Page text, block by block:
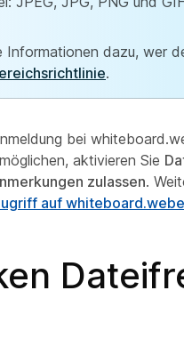
Informationen dazu, wer
.
bei
aktivieren Sie
zulassen.
auf